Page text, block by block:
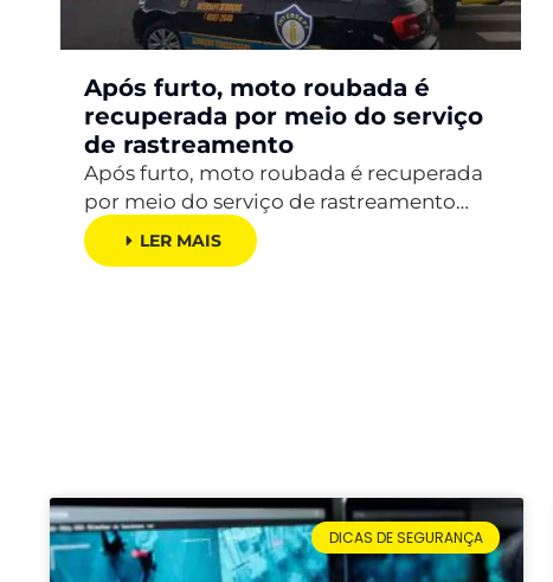
Após furto, moto roubada é
recuperada por meio do serviço
de rastreamento
Após furto, moto roubada é recuperada
por meio do serviço de rastreamento…
LER MAIS
DICAS DE SEGURANÇA